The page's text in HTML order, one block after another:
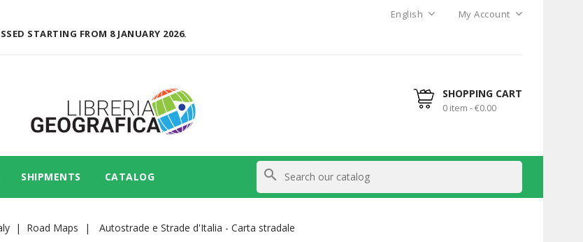
STARTING FROM 8 JANUARY 2026.
English My Account
SHOPPING CART
0 item - €0.00
SHIPMENTS CATALOG search
Road Maps Autostrade e Strade d'Italia - Carta stradale